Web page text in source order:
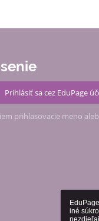
iné
Prihlásiť sa cez EduPage
prihlasovacie meno